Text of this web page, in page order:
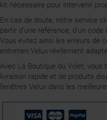
kit nécessaire pour intervenir
En cas de doute, notre service
partir d’une référence, d’un
Vous évitez ainsi les erreurs de
entretien Velux réellement
Avec La Boutique du Volet, vous
livraison rapide et de produits
fenêtres Velux dans les